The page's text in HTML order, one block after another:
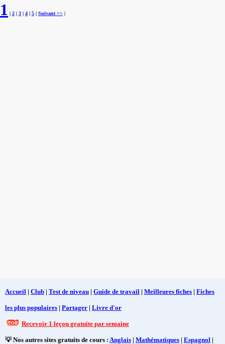
1 | 2 | 3 | 4 | 5 | Suivant >> |
Accueil | Club | Test de niveau | Guide de travail | Meilleures fiches | Fiches
les plus populaires | Partager | Livre d'or
Recevoir 1 leçon gratuite par semaine
💡 Nos autres sites gratuits de cours : Anglais | Mathématiques | Espagnol |